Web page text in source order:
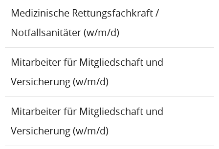
Medizinische Rettungsfachkraft /
Notfallsanitäter (w/m/d)
Mitarbeiter für Mitgliedschaft und
Versicherung (w/m/d)
Mitarbeiter für Mitgliedschaft und
Versicherung (w/m/d)